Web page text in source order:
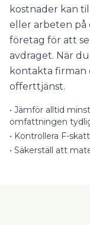
kostnader kan
eller arbeten på
företag för att
avdraget. När
kontakta firman
offerttjänst.
• Jämför alltid
omfattningen
• Kontrollera F-
• Säkerställ att